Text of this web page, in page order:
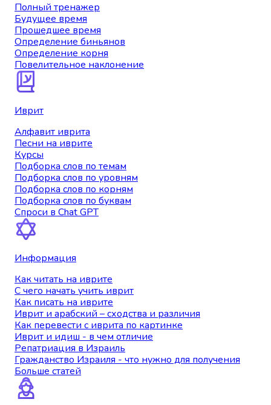
Полный тренажер
Будущее время
Прошедшее время
Определение биньянов
Определение корня
Повелительное наклонение
Иврит
Алфавит иврита
Песни на иврите
Курсы
Подборка слов по темам
Подборка слов по уровням
Подборка слов по корням
Подборка слов по буквам
Спроси в Chat GPT
Информация
Как читать на иврите
С чего начать учить иврит
Как писать на иврите
Иврит и арабский – сходства и различия
Как перевести с иврита по картинке
Иврит и идиш - в чем отличие
Репатриация в Израиль
Гражданство Израиля - что нужно для получения
Больше статей